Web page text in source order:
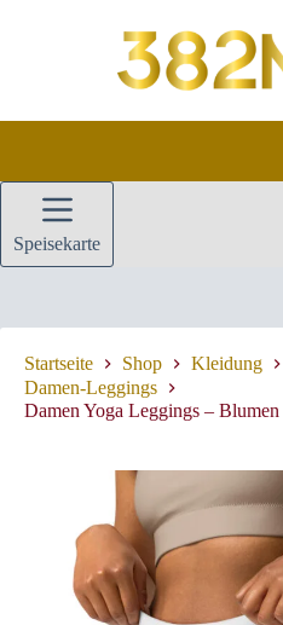
Speisekarte
Startseite Shop
Kleidung
Damen-Leggings
Damen Yoga Leggings – Blumen